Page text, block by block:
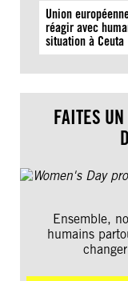
Union
réagir avec
situation à Ceuta
FAITES
Ensemble,
humains